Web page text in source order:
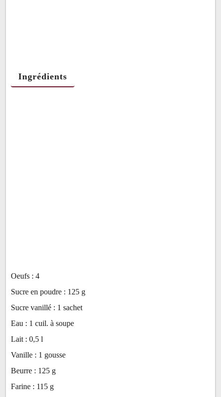
Ingrédients
Ingrédients
Oeufs : 4
Sucre en poudre : 125 g
Sucre vanillé : 1 sachet
Eau : 1 cuil. à soupe
Lait : 0,5 l
Vanille : 1 gousse
Beurre : 125 g
Farine : 115 g